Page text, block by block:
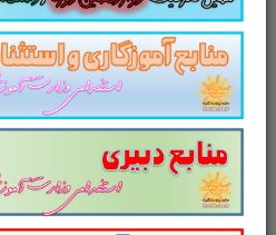
کامل ترین
آمادگی برای
دبیری و هنرآموز